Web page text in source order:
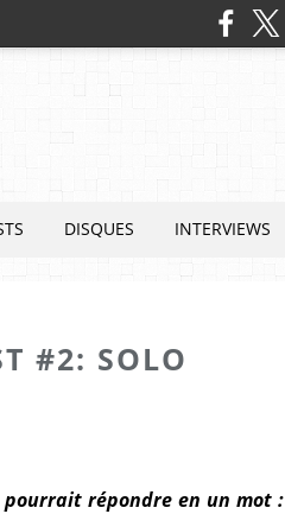
DISQUES INTERVIEWS
#2: SOLO
pourrait répondre en un mot :